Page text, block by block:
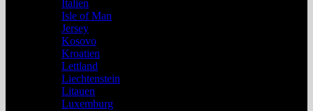
Italien
Isle of Man
Jersey
Kosovo
Kroatien
Lettland
Liechtenstein
Litauen
Luxemburg